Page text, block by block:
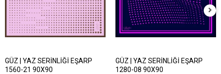
GÜZ | YAZ SERİNLİĞİ EŞARP
1560-21 90X90
GÜZ | YAZ SERİNLİĞİ EŞARP
1280-08 90X90